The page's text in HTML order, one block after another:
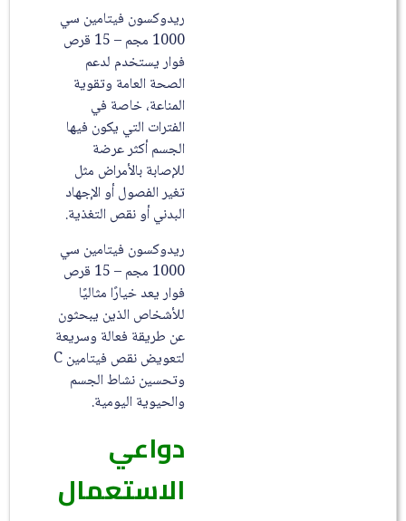
ريدوكسون فيتامين سي
1000 مجم – 15 قرص
فوار يستخدم لدعم
الصحة العامة وتقوية
المناعة، خاصة في
الفترات التي يكون فيها
الجسم أكثر عرضة
للإصابة بالأمراض مثل
تغير الفصول أو الإجهاد
البدني أو نقص التغذية.
ريدوكسون فيتامين سي
1000 مجم – 15 قرص
فوار يعد خيارًا مثاليًا
للأشخاص الذين يبحثون
عن طريقة فعالة وسريعة
لتعويض نقص فيتامين C
وتحسين نشاط الجسم
والحيوية اليومية.
دواعي
الاستعمال